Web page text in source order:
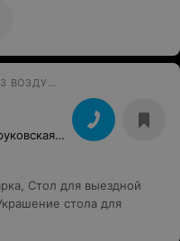
БУКЕТЫ, КОМПОЗИЦИИ И ПОДАРКИ ИЗ ВОЗДУШНЫХ ШАРОВ, ГЕЛЕВЫЕ ШАРИКИ
Гомельский р-н пос. Чёнки ул. Севруковская, 1
, Стол для выездной
стола для